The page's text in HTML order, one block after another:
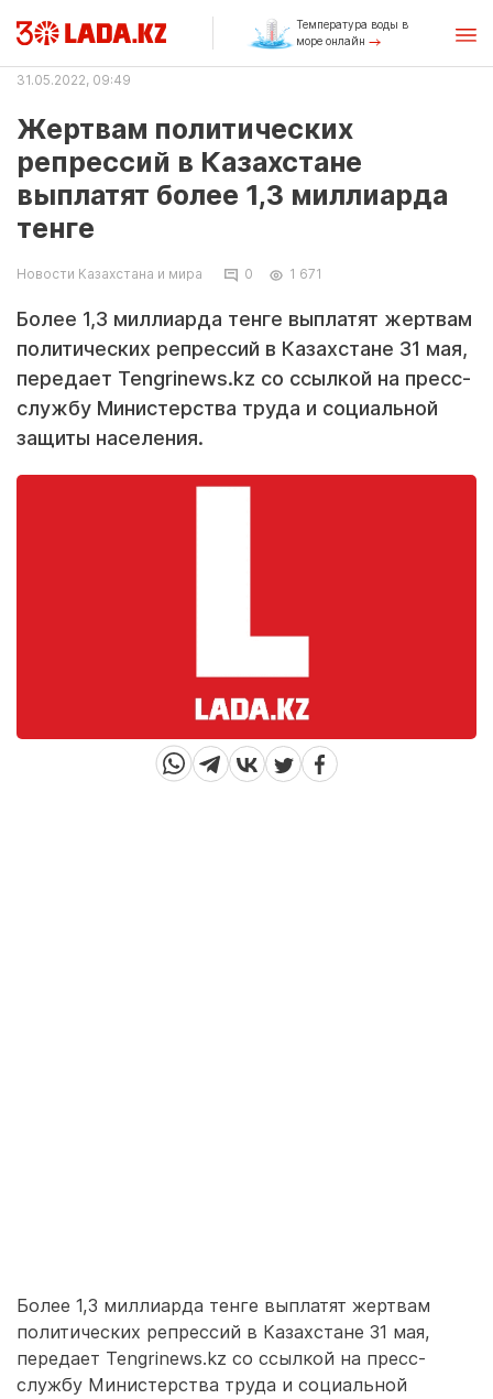
Температура воды в
море онлайн
31.05.2022, 09:49
Жертвам политических
репрессий в Казахстане
выплатят более 1,3 миллиарда
тенге
Новости Казахстана и мира 0 1 671
Более 1,3 миллиарда тенге выплатят жертвам
политических репрессий в Казахстане 31 мая,
передает Tengrinews.kz со ссылкой на пресс-
службу Министерства труда и социальной
защиты населения.
Более 1,3 миллиарда тенге выплатят жертвам
политических репрессий в Казахстане 31 мая,
передает Tengrinews.kz со ссылкой на пресс-
службу Министерства труда и социальной